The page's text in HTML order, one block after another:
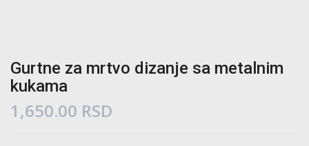
Gurtne za mrtvo dizanje sa metalnim
kukama
1,650.00 RSD